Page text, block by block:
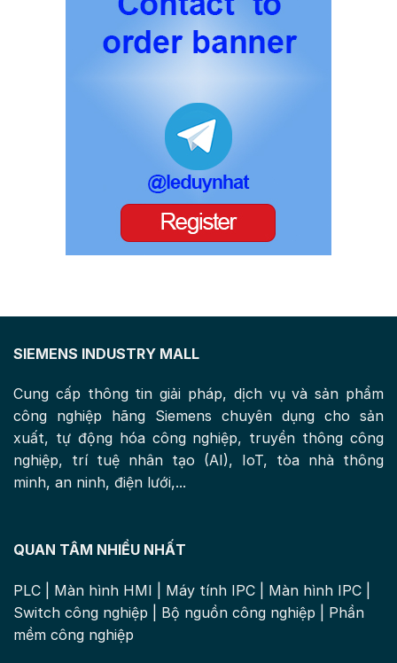
SIEMENS INDUSTRY MALL
Cung cấp thông tin giải pháp, dịch vụ và sản phẩm
công nghiệp hãng Siemens chuyên dụng cho sản
xuất, tự động hóa công nghiệp, truyền thông công
nghiệp, trí tuệ nhân tạo (AI), IoT, tòa nhà thông
minh, an ninh, điện lưới,...
QUAN TÂM NHIỀU NHẤT
PLC Màn hình HMI Máy tính IPC Màn hình IPC
Switch công nghiệp
Bộ nguồn công nghiệp
Phần
mềm công nghiệp